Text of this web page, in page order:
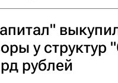
у структур
рублей